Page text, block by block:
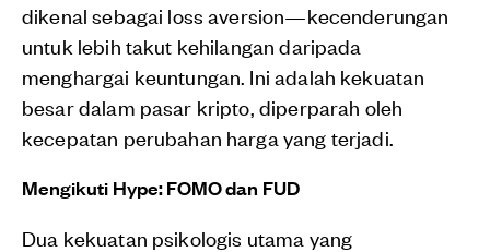
dikenal sebagai loss aversion—kecenderungan
untuk lebih takut kehilangan daripada
menghargai keuntungan. Ini adalah kekuatan
besar dalam pasar kripto, diperparah oleh
kecepatan perubahan harga yang terjadi.
Mengikuti Hype: FOMO dan FUD
Dua kekuatan psikologis utama yang